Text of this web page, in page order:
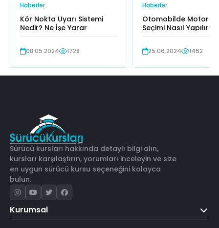
Haberler
Kör Nokta Uyarı Sistemi
Nedir? Ne İşe Yarar
08.05.2024 1728
Haberler
Otomobilde Motor
Seçimi Nasıl Yapılır
25.06.2024 1462
Sürücü kursları hakkında detaylı bilgi alın,
kursları karşılaştırın, yorumları inceleyin ve size
en uygun sürücü kursu seçeneğini kolayca
bulun.
Kurumsal